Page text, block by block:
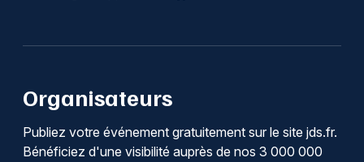
Organisateurs
Publiez votre événement gratuitement sur le site jds.fr.
Bénéficiez d'une visibilité auprès de nos 3 000 000